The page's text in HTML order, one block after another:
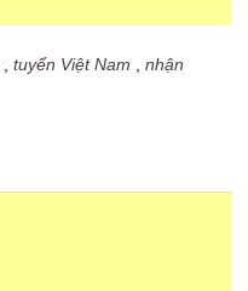
,tuyển Việt Nam ,nhận